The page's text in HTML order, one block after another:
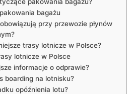
bagażu
przy przewozie płynów
trasy lotnicze w Polsce?
lotnicze w Polsce
informacje o odprawie?
boarding na lotnisku?
opóźnienia lotu?